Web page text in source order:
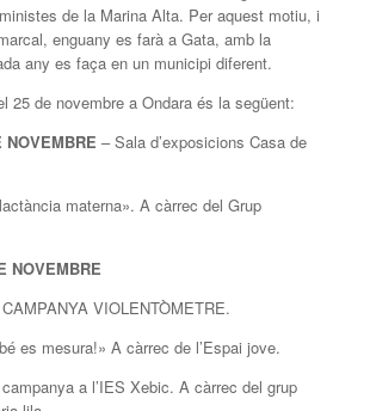
de la Marina Alta. Per aquest motiu, i
enguany es farà a Gata, amb la
any es faça en un municipi diferent.
25 de novembre a Ondara és la següent:
NOVEMBRE – Sala d’exposicions Casa de
materna». A càrrec del Grup
NOVEMBRE
VIOLENTÒMETRE.
es mesura!» A càrrec de l’Espai jove.
a l’IES Xebic. A càrrec del grup